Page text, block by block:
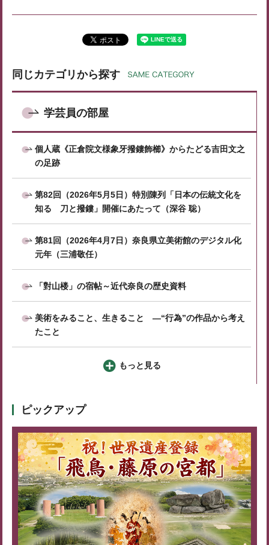
同じカテゴリから探す
学芸員の部屋
個人蔵《正倉院文様象牙撥鏤飾櫛》からたどる吉田文之
の足跡
第82回（2026年5月5日）特別陳列「日本の伝統文化を
知る 刀と撥鏤」開催にあたって（深谷 聡）
第81回（2026年4月7日）奈良県立美術館のデジタル化
元年（三浦敬任）
「對山楼」の宿帖～近代奈良の歴史資料
美術をみること、生きること ―“行為”の作品から考え
たこと
もっと見る
ピックアップ